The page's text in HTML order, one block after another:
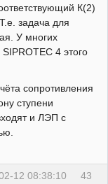
К(2)
задача для
У многих
4 этого
сопротивления
ступени
и ЛЭП с
43
12 08:38:10